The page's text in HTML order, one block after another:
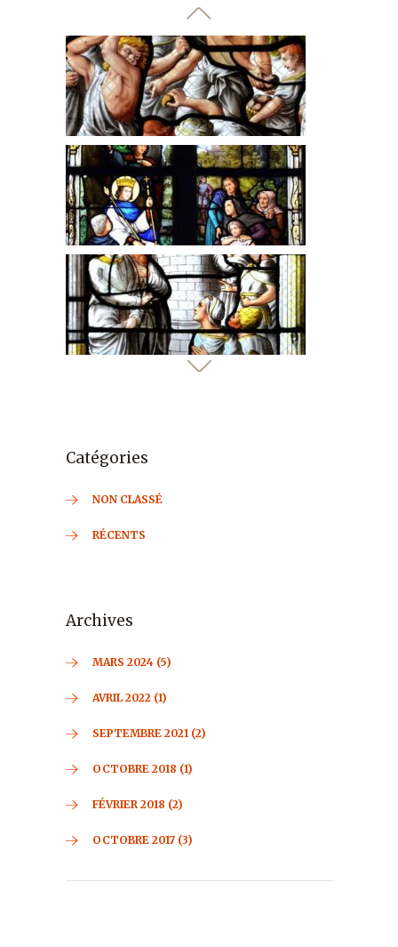
Catégories
NON CLASSÉ
RÉCENTS
Archives
MARS 2024 (5)
AVRIL 2022 (1)
SEPTEMBRE 2021 (2)
OCTOBRE 2018 (1)
FÉVRIER 2018 (2)
OCTOBRE 2017 (3)